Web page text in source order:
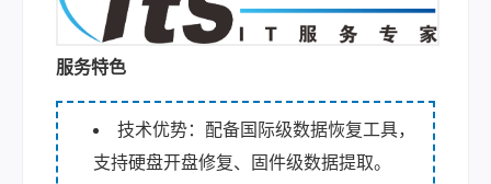
服务特色
技术优势：配备国际级数据恢复工具，
支持硬盘开盘修复、固件级数据提取。